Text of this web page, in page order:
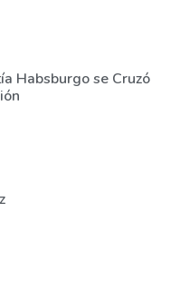
Habsburgo se Cruzó